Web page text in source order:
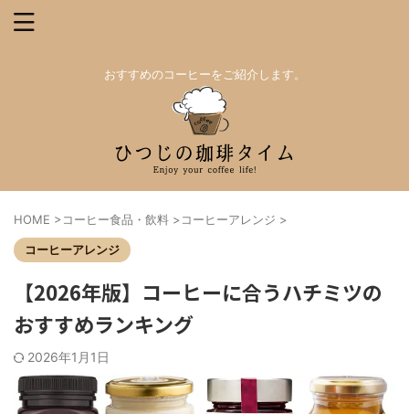
おすすめのコーヒーをご紹介します。
HOME >コーヒー食品・飲料 >コーヒーアレンジ >
コーヒーアレンジ
【2026年版】コーヒーに合うハチミツの
おすすめランキング
2026年1月1日